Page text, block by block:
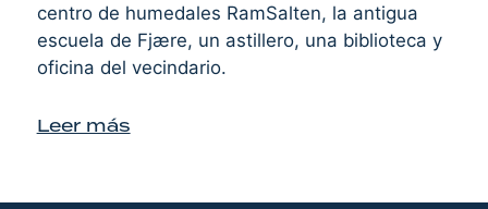
centro de humedales RamSalten, la antigua
escuela de Fjære, un astillero, una biblioteca y
oficina del vecindario.
Leer más